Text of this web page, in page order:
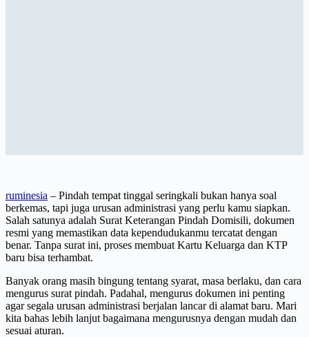
ruminesia – Pindah tempat tinggal seringkali bukan hanya soal
berkemas, tapi juga urusan administrasi yang perlu kamu siapkan.
Salah satunya adalah Surat Keterangan Pindah Domisili, dokumen
resmi yang memastikan data kependudukanmu tercatat dengan
benar. Tanpa surat ini, proses membuat Kartu Keluarga dan KTP
baru bisa terhambat.
Banyak orang masih bingung tentang syarat, masa berlaku, dan cara
mengurus surat pindah. Padahal, mengurus dokumen ini penting
agar segala urusan administrasi berjalan lancar di alamat baru. Mari
kita bahas lebih lanjut bagaimana mengurusnya dengan mudah dan
sesuai aturan.